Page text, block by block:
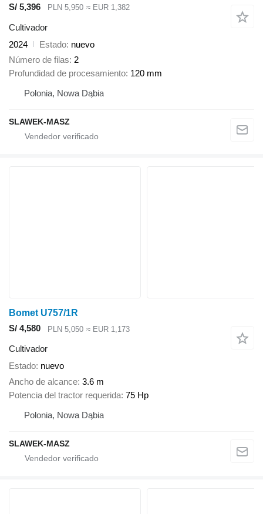
S/ 5,396
PLN 5,950 ≈ EUR 1,382
Cultivador
2024
Estado nuevo
Número de filas 2
Profundidad de procesamiento 120 mm
Polonia, Nowa Dąbia
SLAWEK-MASZ
Bomet U757/1R
S/ 4,580
PLN 5,050 ≈ EUR 1,173
Cultivador
Estado nuevo
Ancho de alcance 3.6 m
Potencia del tractor requerida 75 Hp
Polonia, Nowa Dąbia
SLAWEK-MASZ